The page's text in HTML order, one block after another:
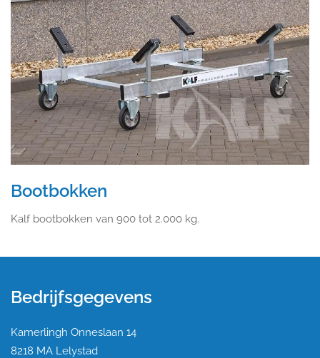
Bootbokken
Kalf bootbokken van 900 tot 2.000 kg.
Bedrijfsgegevens
Kamerlingh Onneslaan 14
8218 MA Lelystad